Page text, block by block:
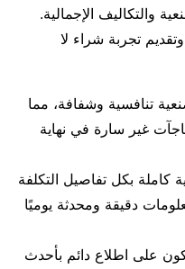
والتكاليف الإجمالية.
تجربة شراء لا
تنافسية وشفافة، مما
غير سارة في نهاية
كاملة بكل تفاصيل التكلفة
دقيقة ومحدثة يوميًا
على اطلاع دائم بأحدث